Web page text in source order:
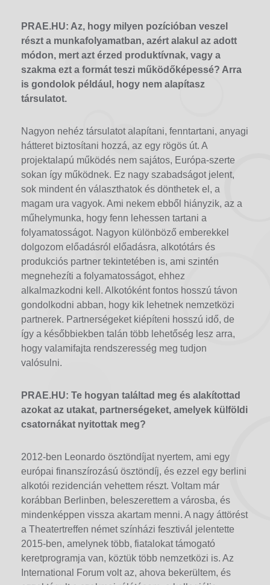
PRAE.HU: Az, hogy milyen pozícióban veszel
részt a munkafolyamatban, azért alakul az adott
módon, mert azt érzed produktívnak, vagy a
szakma ezt a formát teszi működőképessé? Arra
is gondolok például, hogy nem alapítasz
társulatot.
Nagyon nehéz társulatot alapítani, fenntartani, anyagi
hátteret biztosítani hozzá, az egy rögös út. A
projektalapú működés nem sajátos, Európa-szerte
sokan így működnek. Ez nagy szabadságot jelent,
sok mindent én választhatok és dönthetek el, a
magam ura vagyok. Ami nekem ebből hiányzik, az a
műhelymunka, hogy fenn lehessen tartani a
folyamatosságot. Nagyon különböző emberekkel
dolgozom előadásról előadásra, alkotótárs és
produkciós partner tekintetében is, ami szintén
megnehezíti a folyamatosságot, ehhez
alkalmazkodni kell. Alkotóként fontos hosszú távon
gondolkodni abban, hogy kik lehetnek nemzetközi
partnerek. Partnerségeket kiépíteni hosszú idő, de
így a későbbiekben talán több lehetőség lesz arra,
hogy valamifajta rendszeresség meg tudjon
valósulni.
PRAE.HU: Te hogyan találtad meg és alakítottad
azokat az utakat, partnerségeket, amelyek külföldi
csatornákat nyitottak meg?
2012-ben Leonardo ösztöndíjat nyertem, ami egy
európai finanszírozású ösztöndíj, és ezzel egy berlini
alkotói rezidencián vehettem részt. Voltam már
korábban Berlinben, beleszerettem a városba, és
mindenképpen vissza akartam menni. A nagy áttörést
a Theatertreffen német színházi fesztivál jelentette
2015-ben, amelynek több, fiatalokat támogató
keretprogramja van, köztük több nemzetközi is. Az
International Forum volt az, ahova bekerültem, és